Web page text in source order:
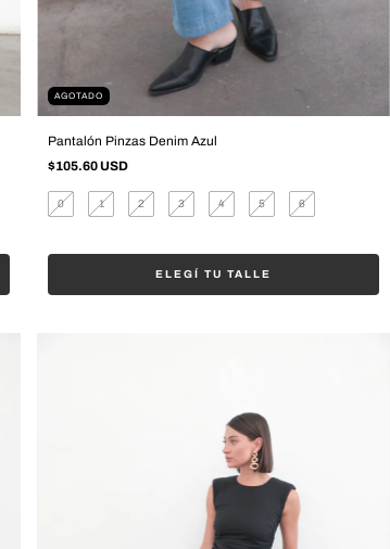
AGOTADO
Pantalón Pinzas Denim Azul
$105.60 USD
0 1 2 3 4 5 6
ELEGÍ TU TALLE